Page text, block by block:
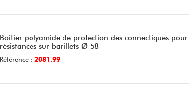
Boitier polyamide de protection des connectiques pour
résistances sur barillets Ø 58
Référence : 2081.99